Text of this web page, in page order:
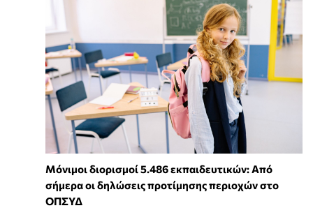
Μόνιμοι διορισμοί 5.486 εκπαιδευτικών: Από
σήμερα οι δηλώσεις προτίμησης περιοχών στο
ΟΠΣΥΔ